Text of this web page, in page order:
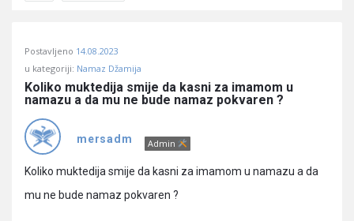
Učene
Latest
Pitanja
Postavljeno 14.08.2023
u kategoriji: Namaz Džamija
Koliko muktedija smije da kasni za imamom u
namazu a da mu ne bude namaz pokvaren ?
mersadm Admin
Koliko muktedija smije da kasni za imamom u namazu a da
mu ne bude namaz pokvaren ?